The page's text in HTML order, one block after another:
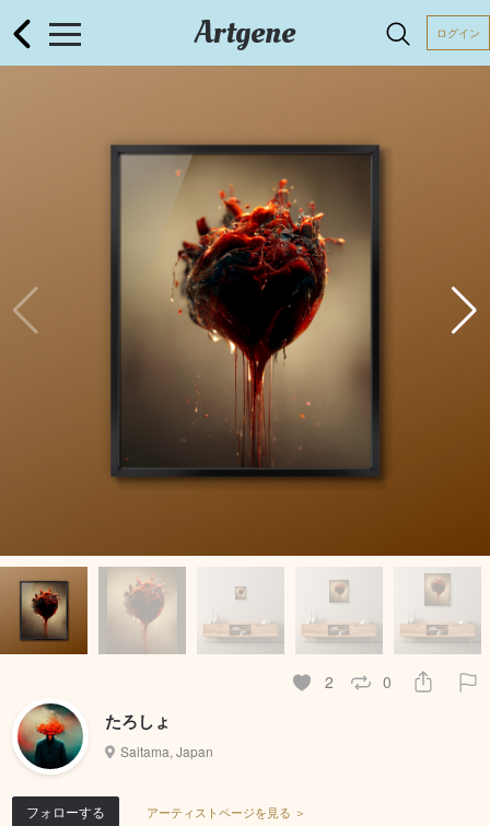
Artgene ログイン
2 0
たろしょ
Saitama, Japan
フォローする アーティストページを見る ＞